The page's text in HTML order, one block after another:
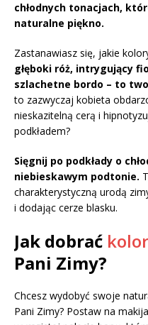
chłodnych tonacjach,
naturalne piękno.
Zastanawiasz się, jakie
głęboki róż, intrygujący
szlachetne bordo – to
to zazwyczaj kobieta
nieskazitelną cerą i
podkładem?
Sięgnij po podkłady o
niebieskawym podtonie.
charakterystyczną urodą
i dodając cerze blasku.
Jak dobrać
Pani Zimy?
Chcesz wydobyć swoje
Pani Zimy? Postaw na